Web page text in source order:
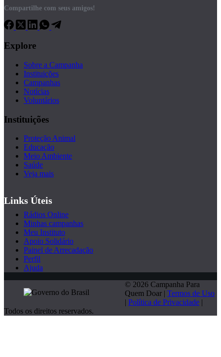
Compartilhe com seus amigos!
Explore
Sobre a Campanha
Instituições
Campanhas
Notícias
Voluntários
Instituições
Proteção Animal
Educação
Meio Ambiente
Saúde
Veja mais
Links Úteis
Rádios Online
Minhas campanhas
Meu Instituto
Apoio Solidário
Painel de Arrecadação
Perfil
Ajuda
© 2026 Campanha Para
Quem Doar | Termos de Uso
| Política de Privacidade |
Todos os direitos reservados.